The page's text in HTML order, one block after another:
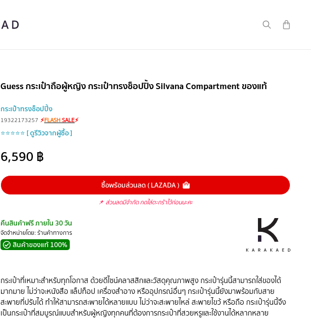
Guess กระเป๋าถือผู้หญิง กระเป๋าทรงช็อปปิ้ง Silvana Compartment ของแท้
กระเป๋าทรงช็อปปิ้ง
19322173257 ⚡FLASHSALE⚡
⭐⭐⭐⭐⭐ [ ดูรีวิวจากผู้ซื้อ ]
6,590฿
ซื้อพร้อมส่วนลด ( LAZADA )
📌 ส่วนลดมีจำกัด กดใส่ตะกร้าไว้ก่อนนะคะ
คืนสินค้าฟรี ภายใน 30 วัน
จัดจำหน่ายโดย: ร้านค้าทางการ
สินค้าของแท้ 100%
กระเป๋าที่เหมาะสำหรับทุกโอกาส ด้วยดีไซน์คลาสสิกและวัสดุคุณภาพสูง กระเป๋ารุ่นนี้สามารถใส่ของได้
มากมาย ไม่ว่าจะหนังสือ แล็ปท็อป เครื่องสำอาง หรืออุปกรณ์อื่นๆ กระเป๋ารุ่นนี้ยังมาพร้อมกับสาย
สะพายที่ปรับได้ ทำให้สามารถสะพายได้หลายแบบ ไม่ว่าจะสะพายไหล่ สะพายไขว้ หรือถือ กระเป๋ารุ่นนี้จึง
เป็นกระเป๋าที่สมบูรณ์แบบสำหรับผู้หญิงทุกคนที่ต้องการกระเป๋าที่สวยหรูและใช้งานได้หลากหลาย